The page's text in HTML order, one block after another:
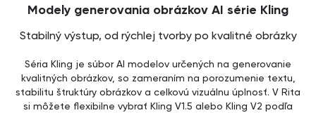
Modely generovania obrázkov AI série Kling
Stabilný výstup, od rýchlej tvorby po kvalitné obrázky
Séria Kling je súbor AI modelov určených na generovanie
kvalitných obrázkov, so zameraním na porozumenie textu,
stabilitu štruktúry obrázkov a celkovú vizuálnu úplnosť. V Rita
si môžete flexibilne vybrať Kling V1.5 alebo Kling V2 podľa